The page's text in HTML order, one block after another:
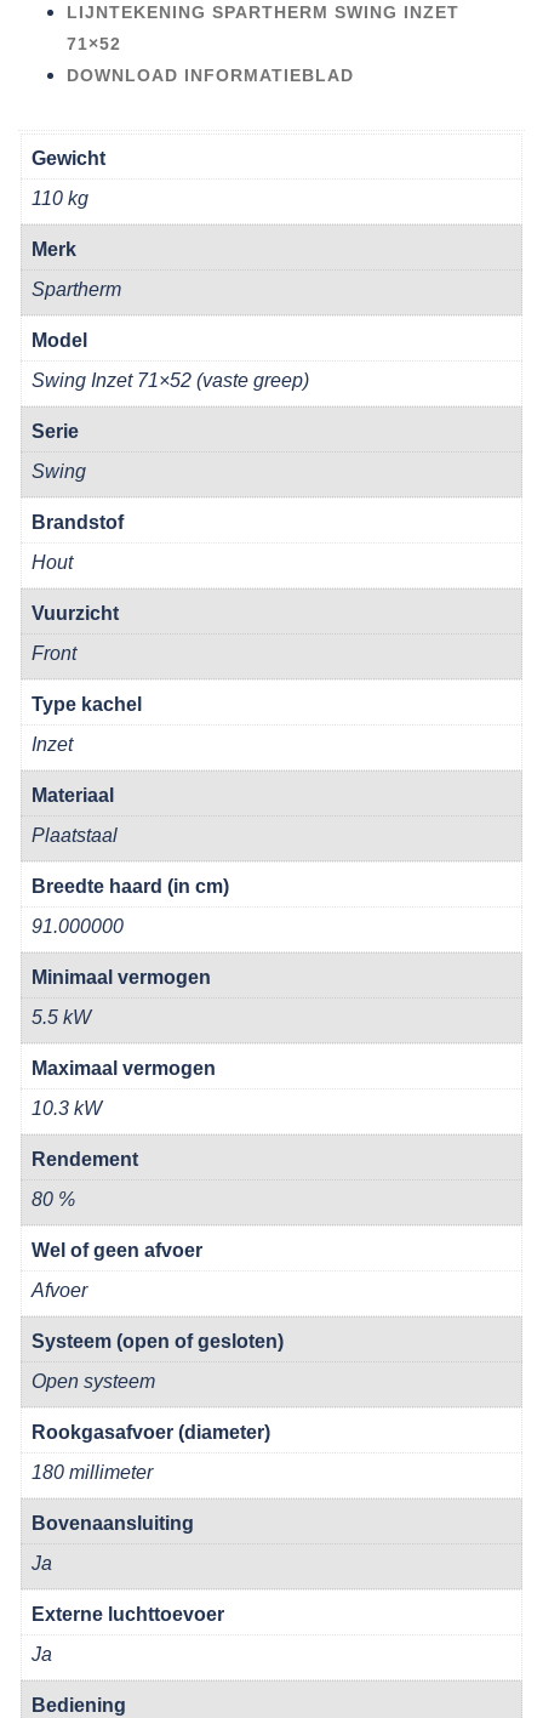
LIJNTEKENING SPARTHERM SWING INZET
71×52
DOWNLOAD INFORMATIEBLAD
Gewicht
110 kg
Merk
Spartherm
Model
Swing Inzet 71×52 (vaste greep)
Serie
Swing
Brandstof
Hout
Vuurzicht
Front
Type kachel
Inzet
Materiaal
Plaatstaal
Breedte haard (in cm)
91.000000
Minimaal vermogen
5.5 kW
Maximaal vermogen
10.3 kW
Rendement
80 %
Wel of geen afvoer
Afvoer
Systeem (open of gesloten)
Open systeem
Rookgasafvoer (diameter)
180 millimeter
Bovenaansluiting
Ja
Externe luchttoevoer
Ja
Bediening